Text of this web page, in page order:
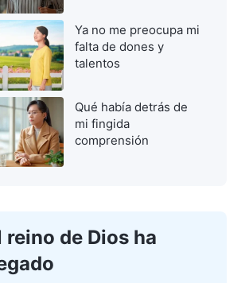
Ya no me preocupa mi
falta de dones y
talentos
Qué había detrás de
mi fingida
comprensión
reino de Dios ha